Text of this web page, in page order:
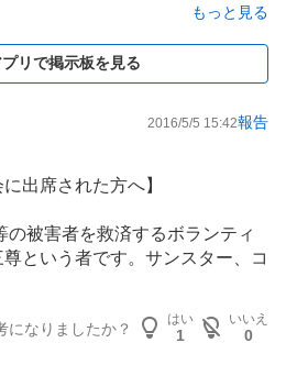
もっと見る
リで掲示板を見る
2016/5/5 15:42報告
出席された方へ】
の被害者を救済するボランティ
という者です。サンスター、コ
ス株主総会に出席された方から
」とのご相談を受けました。
になりましたか？
はい
1
いいえ
0